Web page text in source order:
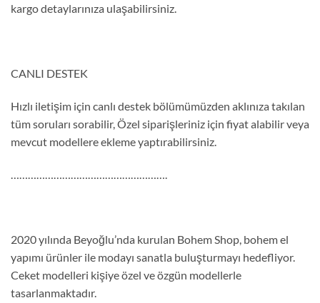
kargo detaylarınıza ulaşabilirsiniz.
CANLI DESTEK
Hızlı iletişim için canlı destek bölümümüzden aklınıza takılan
tüm soruları sorabilir, Özel siparişleriniz için fiyat alabilir veya
mevcut modellere ekleme yaptırabilirsiniz.
……………………………………………….
2020 yılında Beyoğlu’nda kurulan Bohem Shop, bohem el
yapımı ürünler ile modayı sanatla buluşturmayı hedefliyor.
Ceket modelleri kişiye özel ve özgün modellerle
tasarlanmaktadır.